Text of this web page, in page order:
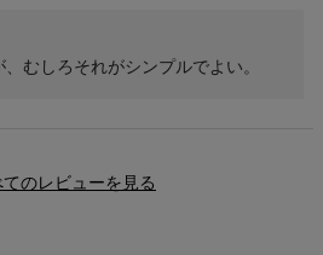
むしろそれがシンプルでよい。
のレビューを見る